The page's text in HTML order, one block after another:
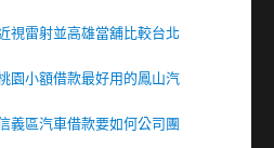
視雷射並高雄當舖比較台北
園小額借款最好用的鳳山汽
義區汽車借款要如何公司團